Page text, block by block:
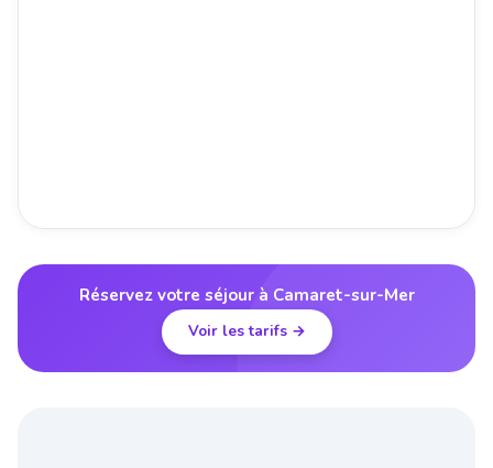
Réservez votre séjour à Camaret-sur-Mer
Voir les tarifs →